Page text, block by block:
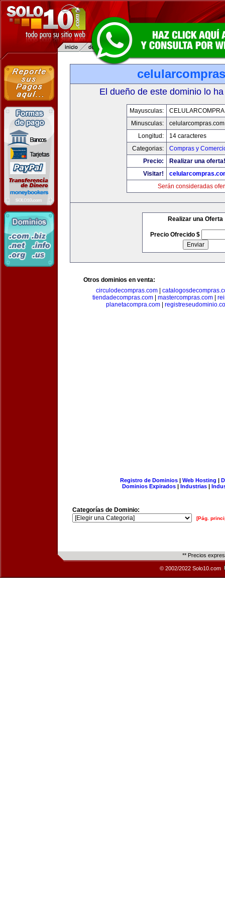
El dueño de este dominio lo
Mayusculas:
Minusculas:
celularcompras.com
Longitud:
14 caracteres
Categorias:
Compras y
Precio:
Realizar una oferta!
Visitar!
Serán consideradas
Realizar una Oferta
Precio Ofrecido $
Otros dominios en venta:
circulodecompras.com|
tiendadecompras.com| mastercompras.com|
planetacompra.com|
Registro de Dominios| Web Hosting |
Dominios Expirados | Industrias |
Categorías de Dominio:
[Pág.
** Precios
© 2002/2022 Solo10.com